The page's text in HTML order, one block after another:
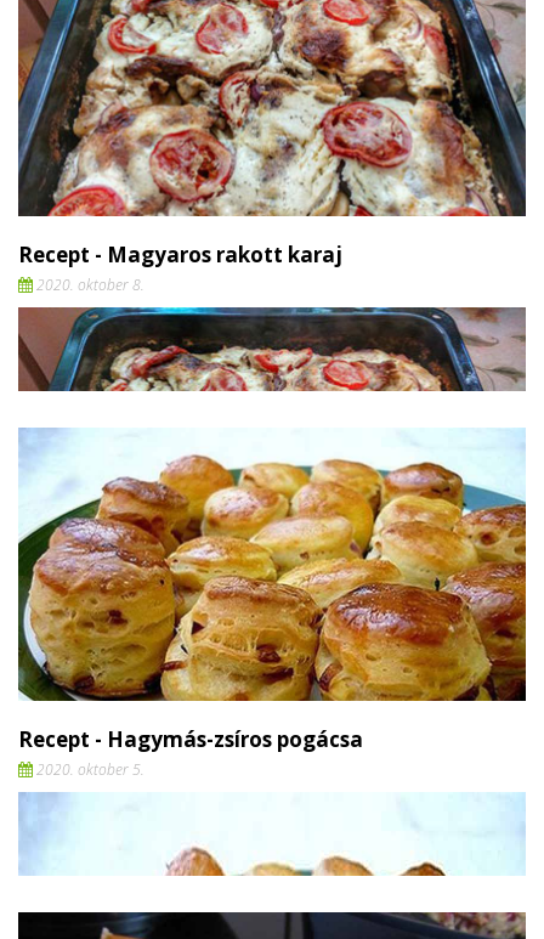
Recept - Magyaros rakott karaj
2020. oktober 8.
Recept - Hagymás-zsíros pogácsa
2020. oktober 5.